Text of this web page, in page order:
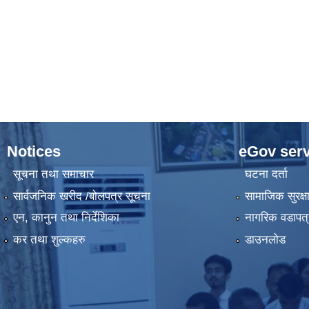
Notices
सूचना तथा समाचार
सार्वजनिक खरीद /बोलपत्र सूचना
एन, कानुन तथा निर्देशिका
कर तथा शुल्कहरु
eGov
घटना दर्ता
सामाजिक सुरक्षा
नागरिक
डाउनलोड